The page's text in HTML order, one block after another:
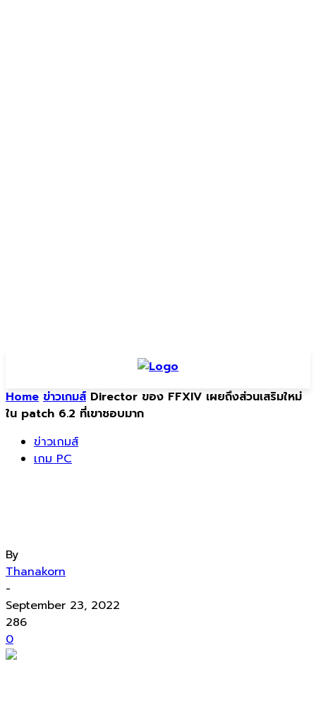
Home ข่าวเกมส์ Director ของ FFXIV เผยถึงส่วนเสริมใหม่
ใน patch 6.2 ที่เขาชอบมาก
ข่าวเกมส์
เกม PC
By
Thanakorn
-
September 23, 2022
286
0